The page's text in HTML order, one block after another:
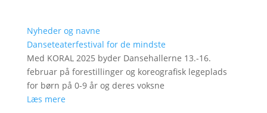
Nyheder og navne
Danseteaterfestival for de mindste
Med KORAL 2025 byder Dansehallerne 13.-16.
februar på forestillinger og koreografisk legeplads
for børn på 0-9 år og deres voksne
Læs mere